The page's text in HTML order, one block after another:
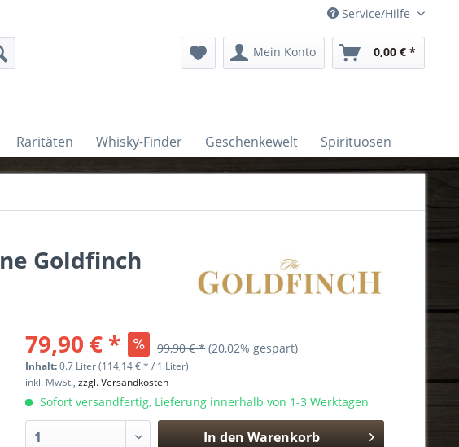
Service/Hilfe
Mein Konto 0,00 € *
Raritäten Whisky-Finder Geschenkewelt Spirituosen
Goldfinch
79,90 € *
99,90 € * (20,02% gespart)
Inhalt:0.7 Liter (114,14 € * / 1 Liter)
inkl. MwSt.,zzgl. Versandkosten
Sofort versandfertig, Lieferung innerhalb von 1-3 Werktagen
In den Warenkorb